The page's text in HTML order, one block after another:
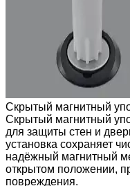
Скрытый магнитный
Скрытый магнитный
для защиты стен и
установка сохраняет
надёжный магнитный
открытом положении,
повреждения.